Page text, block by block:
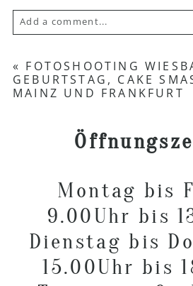
Add a comment...
Your email isnever
Required fields are
POST COMMENT
« FOTOSHOOTING
GEBURTSTAG, CAKE
MAINZ UND FRANKFURT
Montag bis
9.00Uhr bis
Dienstag bis
15.00Uhr bis